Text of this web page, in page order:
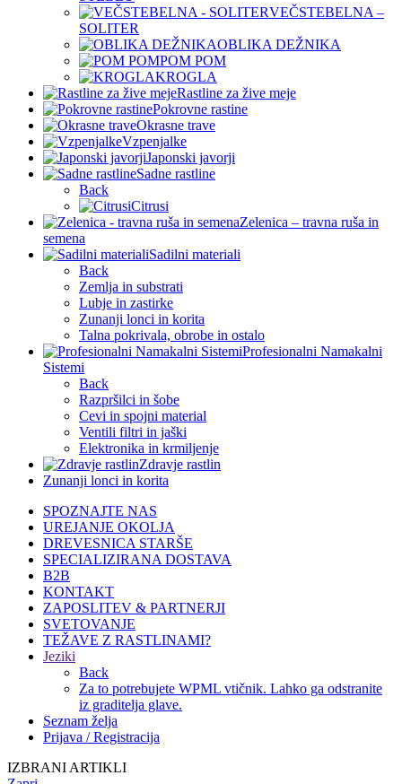
VEČSTEBELNA –
SOLITER
OBLIKA DEŽNIKA
POM POM
KROGLA
Rastline za žive meje
Pokrovne rastine
Okrasne trave
Vzpenjalke
Japonski javorji
Sadne rastline
Back
Citrusi
Zelenica – travna ruša in
semena
Sadilni materiali
Back
Zemlja in substrati
Lubje in zastirke
Zunanji lonci in korita
Talna pokrivala, obrobe in ostalo
Profesionalni Namakalni
Sistemi
Back
Razpršilci in šobe
Cevi in spojni material
Ventili filtri in jaški
Elektronika in krmiljenje
Zdravje rastlin
Zunanji lonci in korita
SPOZNAJTE NAS
UREJANJE OKOLJA
DREVESNICA STARŠE
SPECIALIZIRANA DOSTAVA
B2B
KONTAKT
ZAPOSLITEV & PARTNERJI
SVETOVANJE
TEŽAVE Z RASTLINAMI?
Jeziki
Back
Za to potrebujete WPML vtičnik. Lahko ga odstranite
iz graditelja glave.
Seznam želja
Prijava / Registracija
IZBRANI ARTIKLI